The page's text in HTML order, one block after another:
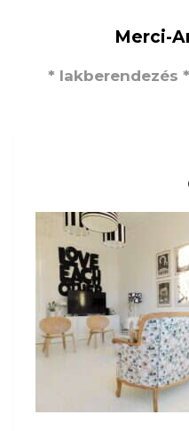
Merci-
* lakberendezés